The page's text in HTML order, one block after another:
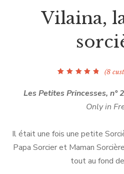
Vilaina,
customer
(8
Les Petites Princesses, n°
Only in
Il était une fois une petite
Papa Sorcier et Maman
tout au fond